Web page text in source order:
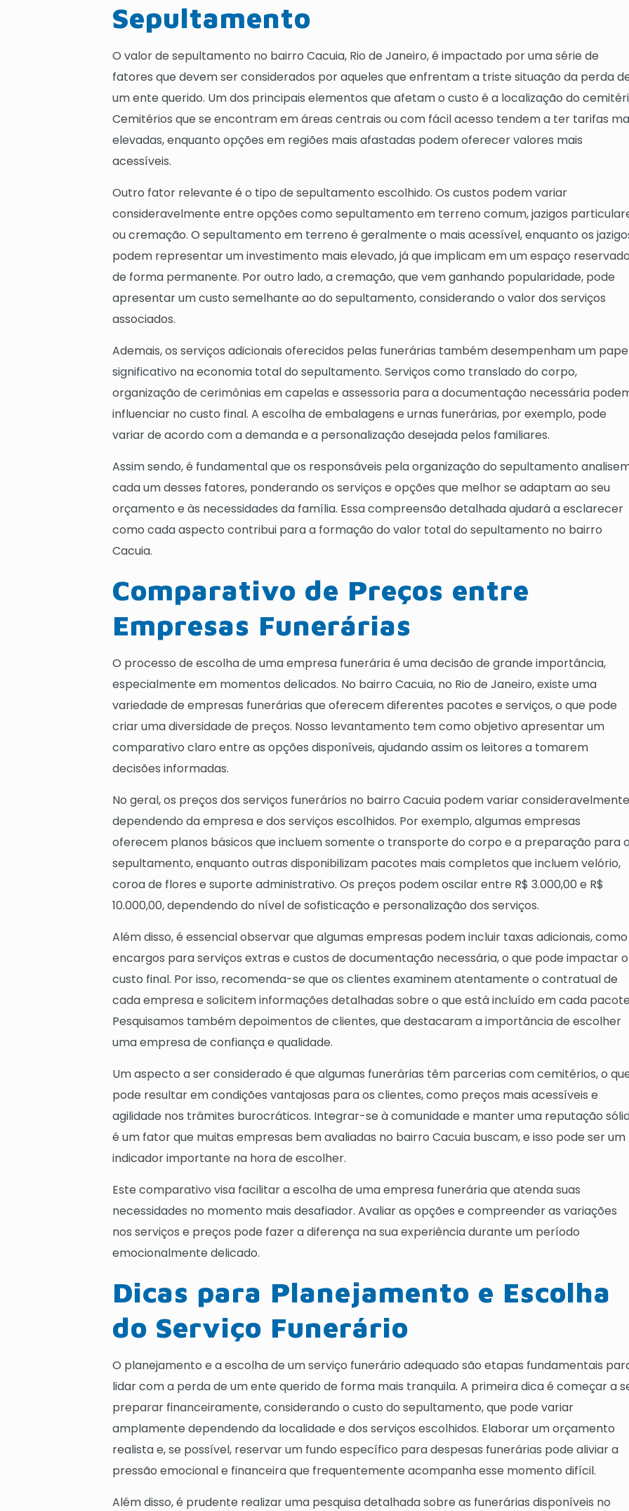
Sepultamento
O valor de sepultamento no bairro Cacuia, Rio de Janeiro, é impactado por uma série de
fatores que devem ser considerados por aqueles que enfrentam a triste situação da perda
um ente querido. Um dos principais elementos que afetam o custo é a localização do
Cemitérios que se encontram em áreas centrais ou com fácil acesso tendem a ter tarifas
elevadas, enquanto opções em regiões mais afastadas podem oferecer valores mais
acessíveis.
Outro fator relevante é o tipo de sepultamento escolhido. Os custos podem variar
consideravelmente entre opções como sepultamento em terreno comum, jazigos
ou cremação. O sepultamento em terreno é geralmente o mais acessível, enquanto os
podem representar um investimento mais elevado, já que implicam em um espaço
de forma permanente. Por outro lado, a cremação, que vem ganhando popularidade, pode
apresentar um custo semelhante ao do sepultamento, considerando o valor dos serviços
associados.
Ademais, os serviços adicionais oferecidos pelas funerárias também desempenham um
significativo na economia total do sepultamento. Serviços como translado do corpo,
organização de cerimônias em capelas e assessoria para a documentação necessária
influenciar no custo final. A escolha de embalagens e urnas funerárias, por exemplo, pode
variar de acordo com a demanda e a personalização desejada pelos familiares.
Assim sendo, é fundamental que os responsáveis pela organização do sepultamento
cada um desses fatores, ponderando os serviços e opções que melhor se adaptam ao seu
orçamento e às necessidades da família. Essa compreensão detalhada ajudará a esclarecer
como cada aspecto contribui para a formação do valor total do sepultamento no bairro
Cacuia.
Comparativo de Preços entre
Empresas Funerárias
O processo de escolha de uma empresa funerária é uma decisão de grande importância,
especialmente em momentos delicados. No bairro Cacuia, no Rio de Janeiro, existe uma
variedade de empresas funerárias que oferecem diferentes pacotes e serviços, o que pode
criar uma diversidade de preços. Nosso levantamento tem como objetivo apresentar um
comparativo claro entre as opções disponíveis, ajudando assim os leitores a tomarem
decisões informadas.
No geral, os preços dos serviços funerários no bairro Cacuia podem variar
dependendo da empresa e dos serviços escolhidos. Por exemplo, algumas empresas
oferecem planos básicos que incluem somente o transporte do corpo e a preparação para
sepultamento, enquanto outras disponibilizam pacotes mais completos que incluem velório,
coroa de flores e suporte administrativo. Os preços podem oscilar entre R$ 3.000,00 e R$
10.000,00, dependendo do nível de sofisticação e personalização dos serviços.
Além disso, é essencial observar que algumas empresas podem incluir taxas adicionais, como
encargos para serviços extras e custos de documentação necessária, o que pode impactar o
custo final. Por isso, recomenda-se que os clientes examinem atentamente o contratual de
cada empresa e solicitem informações detalhadas sobre o que está incluído em cada
Pesquisamos também depoimentos de clientes, que destacaram a importância de escolher
uma empresa de confiança e qualidade.
Um aspecto a ser considerado é que algumas funerárias têm parcerias com cemitérios, o
pode resultar em condições vantajosas para os clientes, como preços mais acessíveis e
agilidade nos trâmites burocráticos. Integrar-se à comunidade e manter uma reputação
é um fator que muitas empresas bem avaliadas no bairro Cacuia buscam, e isso pode ser um
indicador importante na hora de escolher.
Este comparativo visa facilitar a escolha de uma empresa funerária que atenda suas
necessidades no momento mais desafiador. Avaliar as opções e compreender as variações
nos serviços e preços pode fazer a diferença na sua experiência durante um período
emocionalmente delicado.
Dicas para Planejamento e Escolha
do Serviço Funerário
O planejamento e a escolha de um serviço funerário adequado são etapas fundamentais
lidar com a perda de um ente querido de forma mais tranquila. A primeira dica é começar a
preparar financeiramente, considerando o custo do sepultamento, que pode variar
amplamente dependendo da localidade e dos serviços escolhidos. Elaborar um orçamento
realista e, se possível, reservar um fundo específico para despesas funerárias pode aliviar a
pressão emocional e financeira que frequentemente acompanha esse momento difícil.
Além disso, é prudente realizar uma pesquisa detalhada sobre as funerárias disponíveis no